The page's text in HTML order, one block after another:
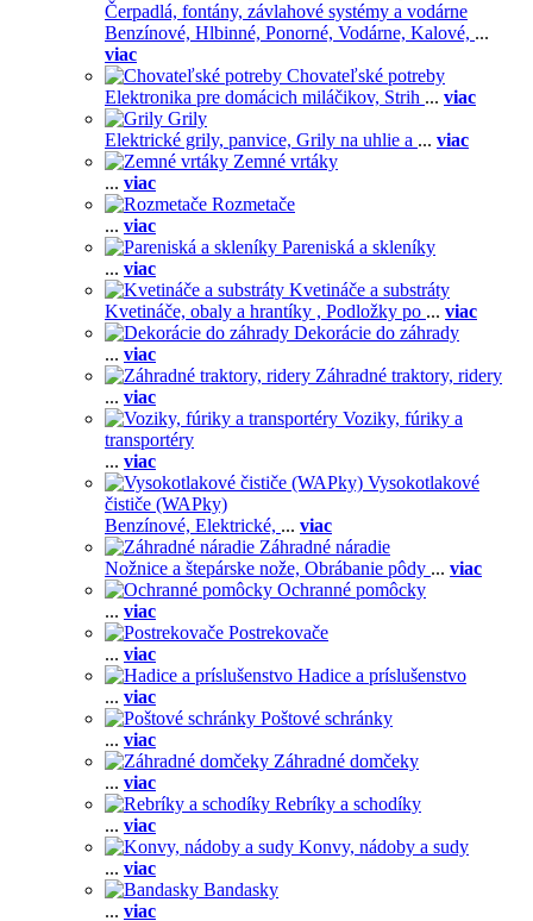
Čerpadlá, fontány, závlahové systémy a vodárne
Benzínové, Hlbinné, Ponorné, Vodárne, Kalové, ...
viac
Chovateľské potreby
Elektronika pre domácich miláčikov, Strih ... viac
Grily
Elektrické grily, panvice, Grily na uhlie a ... viac
Zemné vrtáky
... viac
Rozmetače
... viac
Pareniská a skleníky
... viac
Kvetináče a substráty
Kvetináče, obaly a hrantíky , Podložky po ... viac
Dekorácie do záhrady
... viac
Záhradné traktory, ridery
... viac
Voziky, fúriky a
transportéry
... viac
Vysokotlakové
čističe (WAPky)
Benzínové, Elektrické, ... viac
Záhradné náradie
Nožnice a štepárske nože, Obrábanie pôdy ... viac
Ochranné pomôcky
... viac
Postrekovače
... viac
Hadice a príslušenstvo
... viac
Poštové schránky
... viac
Záhradné domčeky
... viac
Rebríky a schodíky
... viac
Konvy, nádoby a sudy
... viac
Bandasky
... viac